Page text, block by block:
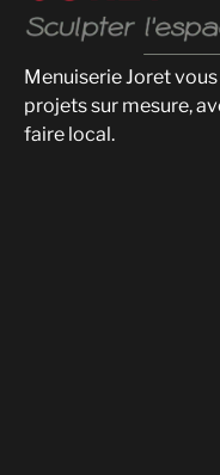
Menuiserie Joret
projets sur mesure,
faire local.